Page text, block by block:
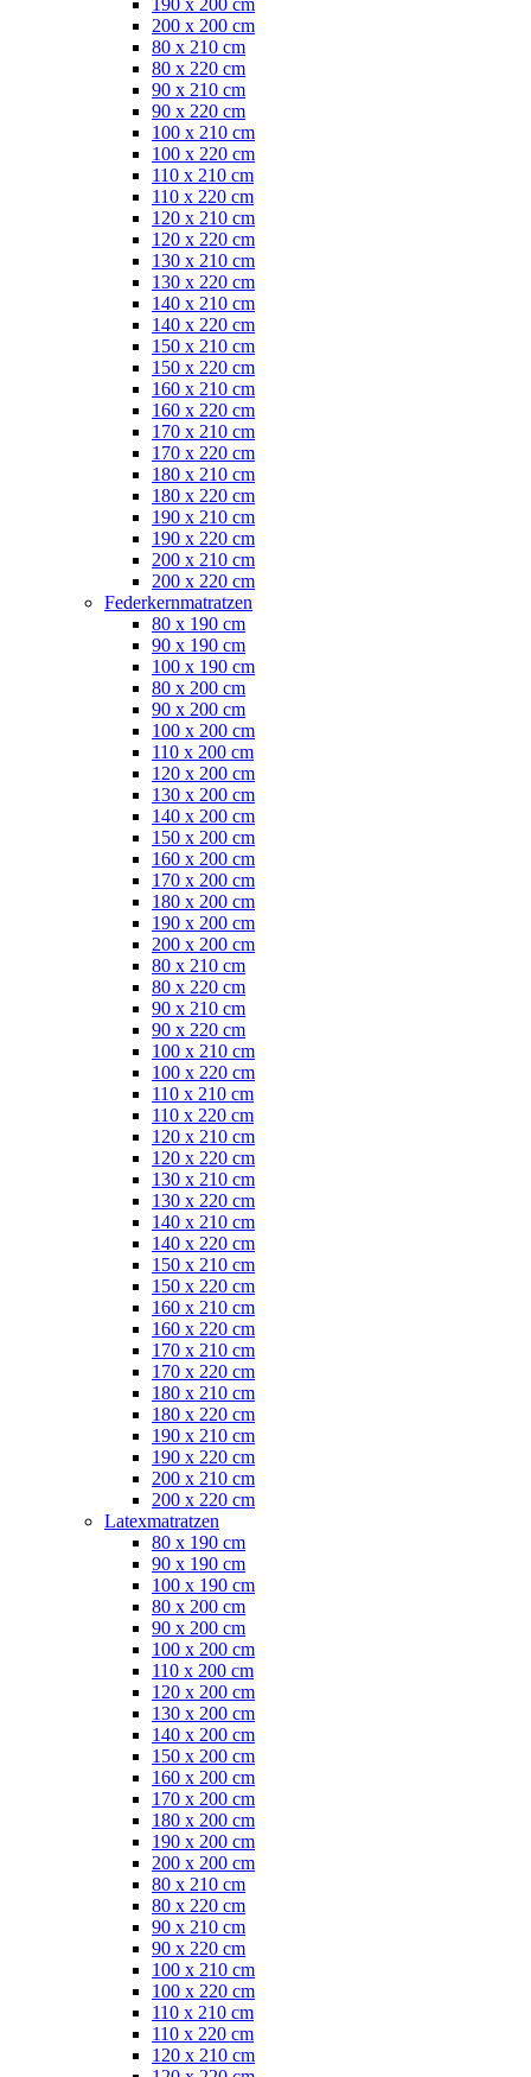
190 x 200 cm
200 x 200 cm
80 x 210 cm
80 x 220 cm
90 x 210 cm
90 x 220 cm
100 x 210 cm
100 x 220 cm
110 x 210 cm
110 x 220 cm
120 x 210 cm
120 x 220 cm
130 x 210 cm
130 x 220 cm
140 x 210 cm
140 x 220 cm
150 x 210 cm
150 x 220 cm
160 x 210 cm
160 x 220 cm
170 x 210 cm
170 x 220 cm
180 x 210 cm
180 x 220 cm
190 x 210 cm
190 x 220 cm
200 x 210 cm
200 x 220 cm
Federkernmatratzen
80 x 190 cm
90 x 190 cm
100 x 190 cm
80 x 200 cm
90 x 200 cm
100 x 200 cm
110 x 200 cm
120 x 200 cm
130 x 200 cm
140 x 200 cm
150 x 200 cm
160 x 200 cm
170 x 200 cm
180 x 200 cm
190 x 200 cm
200 x 200 cm
80 x 210 cm
80 x 220 cm
90 x 210 cm
90 x 220 cm
100 x 210 cm
100 x 220 cm
110 x 210 cm
110 x 220 cm
120 x 210 cm
120 x 220 cm
130 x 210 cm
130 x 220 cm
140 x 210 cm
140 x 220 cm
150 x 210 cm
150 x 220 cm
160 x 210 cm
160 x 220 cm
170 x 210 cm
170 x 220 cm
180 x 210 cm
180 x 220 cm
190 x 210 cm
190 x 220 cm
200 x 210 cm
200 x 220 cm
Latexmatratzen
80 x 190 cm
90 x 190 cm
100 x 190 cm
80 x 200 cm
90 x 200 cm
100 x 200 cm
110 x 200 cm
120 x 200 cm
130 x 200 cm
140 x 200 cm
150 x 200 cm
160 x 200 cm
170 x 200 cm
180 x 200 cm
190 x 200 cm
200 x 200 cm
80 x 210 cm
80 x 220 cm
90 x 210 cm
90 x 220 cm
100 x 210 cm
100 x 220 cm
110 x 210 cm
110 x 220 cm
120 x 210 cm